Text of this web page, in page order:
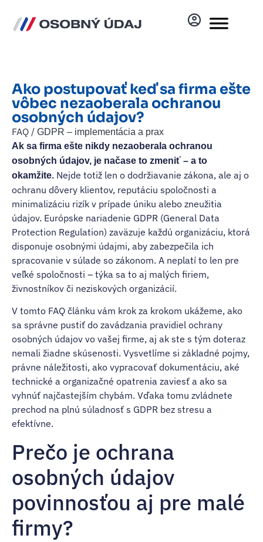
Ako postupovať keď sa firma ešte
vôbec nezaoberala ochranou
osobných údajov?
FAQ / GDPR – implementácia a prax
Ak sa firma ešte nikdy nezaoberala ochranou
osobných údajov, je načase to zmeniť – a to
okamžite. Nejde totiž len o dodržiavanie zákona, ale aj o
ochranu dôvery klientov, reputáciu spoločnosti a
minimalizáciu rizík v prípade úniku alebo zneužitia
údajov. Európske nariadenie GDPR (General Data
Protection Regulation) zaväzuje každú organizáciu, ktorá
disponuje osobnými údajmi, aby zabezpečila ich
spracovanie v súlade so zákonom. A neplatí to len pre
veľké spoločnosti – týka sa to aj malých firiem,
živnostníkov či neziskových organizácií.
V tomto FAQ článku vám krok za krokom ukážeme, ako
sa správne pustiť do zavádzania pravidiel ochrany
osobných údajov vo vašej firme, aj ak ste s tým doteraz
nemali žiadne skúsenosti. Vysvetlíme si základné pojmy,
právne náležitosti, ako vypracovať dokumentáciu, aké
technické a organizačné opatrenia zaviesť a ako sa
vyhnúť najčastejším chybám. Vďaka tomu zvládnete
prechod na plnú súladnosť s GDPR bez stresu a
efektívne.
Prečo je ochrana
osobných údajov
povinnosťou aj pre malé
firmy?